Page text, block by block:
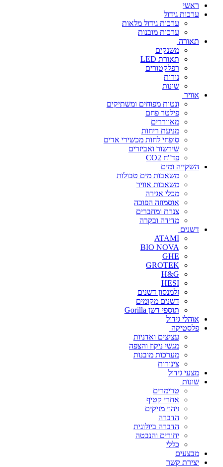
ראשי
ערכות גידול
ערכות גידול מלאות
ערכות מובנות
תאורה
משנקים
תאורת LED
רפלקטורים
נורות
שונות
אוויר
ונטות מפוחים ומשתיקים
פילטר פחם
מאווררים
מניעת ריחות
סופחי לחות מכשירי אדים
שירשור ואביזרים
פד"ח CO2
השקייה ומים
משאבות מים טבולות
משאבות אוויר
מכלי אגירה
אוסמוזה הפוכה
צנרת ומחברים
מדידה ובקרה
דשנים
ATAMI
BIO NOVA
GHE
GROTEK
H&G
HESI
זלמנסון דשנים
דשנים מקומים
תוספי דשן Gorilla
אוהלי גידול
פלסטיקה
עציצים ואדניות
מגשי ניקוז והצפה
מערכות מובנות
צינורות
מצעי גידול
שונות
טרימרים
אחרי קטיף
זיהוי מזיקים
הדברה
הדברה ביולוגית
יחורים והנבטה
כללי
מבצעים
יצירת קשר